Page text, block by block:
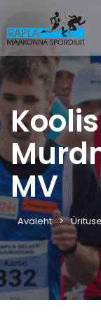
MV
Avaleht